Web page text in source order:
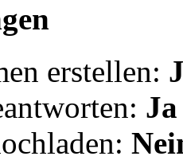
erstellen:
Ja